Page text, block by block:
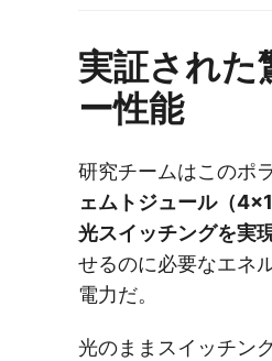
実証された
ー性能
研究チームはこのポ
ェムトジュール（
光スイッチングを実
せるのに必要なエネ
電力だ。
光のままスイッチン